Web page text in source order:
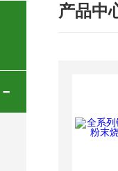
滤器 不锈钢材质 过滤
过滤机/器
过滤机/器 不锈钢
产品中